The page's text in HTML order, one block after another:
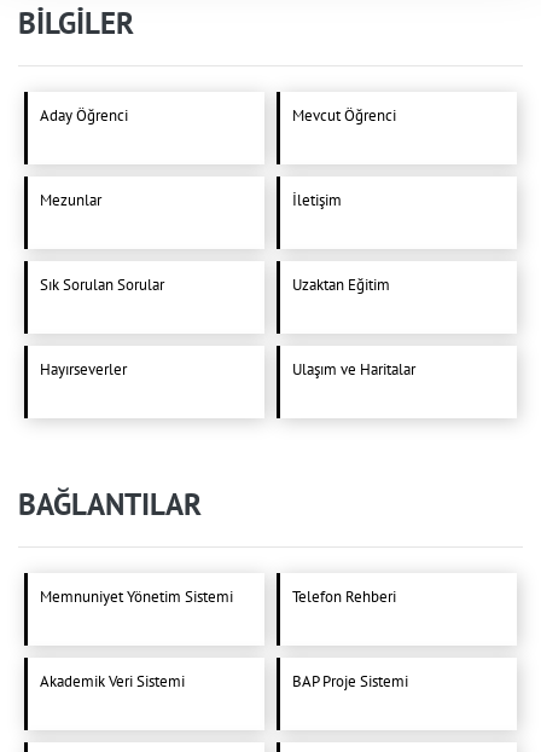
BİLGİLER
Aday Öğrenci Mevcut Öğrenci
Mezunlar İletişim
Sık Sorulan Sorular Uzaktan Eğitim
Hayırseverler Ulaşım ve Haritalar
BAĞLANTILAR
Memnuniyet Yönetim Sistemi Telefon Rehberi
Akademik Veri Sistemi BAP Proje Sistemi